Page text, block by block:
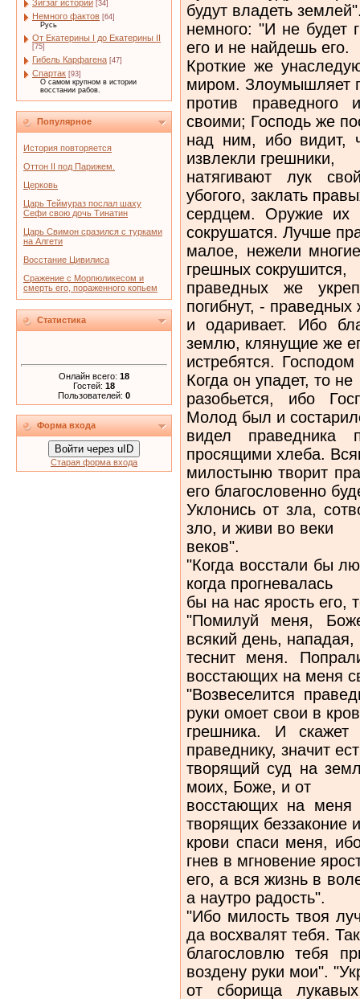
Зигзаг истории [34]
Немного фактов [64]
Русь
От Екатерины I до Екатерины II
[75]
Гибель Карфагена [47]
Спартак [93]
О самом крупном в истории
восстании рабов.
Популярное
История повторяется
Оттон II под Парижем.
Церковь
Царь Теймураз послал шаху
Сефи свою дочь Тинатин
Царь Свимон сразился с турками
на Алгети
Восстание Цивилиса
Сражение с Морпюликесом и
смерть его, пораженного копьем
Статистика
Онлайн всего: 18
Гостей: 18
Пользователей: 0
Форма входа
Войти через uID
Старая форма входа
будут владеть
немного: "И не будет
его и не найдешь его.
Кроткие же
миром. Злоумышляет
против
своими; Господь же
над ним, ибо видит,
извлекли грешники,
натягивают лук
убогого, заклать
сердцем. Оружие их
сокрушатся. Лучше
малое, нежели
грешных сокрушится,
праведных же
погибнут, - праведных
и одаривает. Ибо
землю, клянущие же
истребятся.
Когда он упадет, то не
разобьется, ибо
Молод был и
видел праведника
просящими хлеба.
милостыню творит
его благословенно
Уклонись от зла,
зло, и живи во веки
веков".
"Когда восстали бы
когда прогневалась
бы на нас ярость его,
"Помилуй меня,
всякий день, нападая,
теснит меня.
восстающих на меня
"Возвеселится
руки омоет свои в
грешника. И скажет
праведнику, значит
творящий суд на
моих, Боже, и от
восстающих на
творящих беззаконие
крови спаси меня,
гнев в мгновение
его, а вся жизнь в
а наутро радость".
"Ибо милость твоя
да восхвалят тебя. Так
благословлю тебя
воздену руки мои".
от сборища